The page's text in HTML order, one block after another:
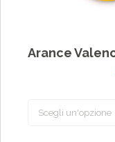
Arance